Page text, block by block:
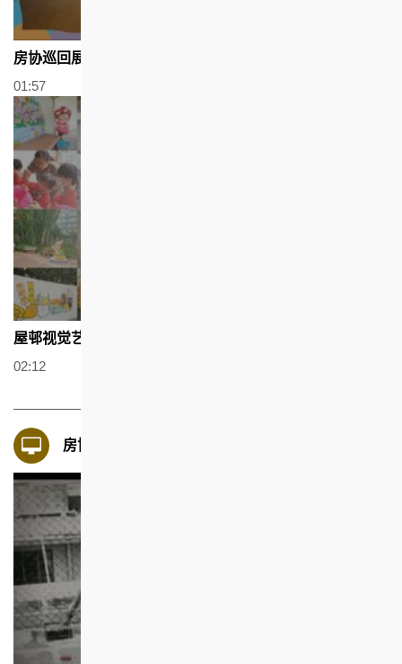
房协巡回展览
01:57
屋邨视觉艺术计划
02:12
房协七十周年活动影片(2018)